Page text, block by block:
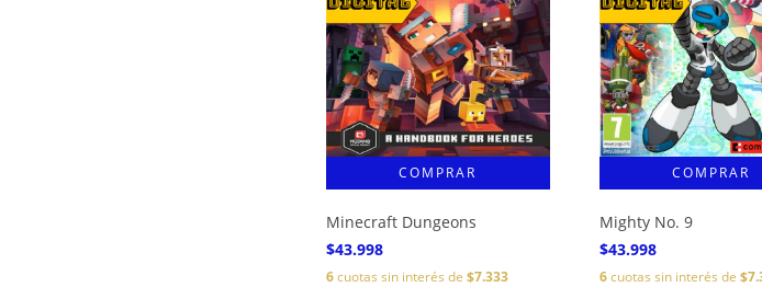
Minecraft Dungeons
$43.998
6cuotas sin interés de $7.333
Mighty No. 9
$43.998
6cuotas sin interés de